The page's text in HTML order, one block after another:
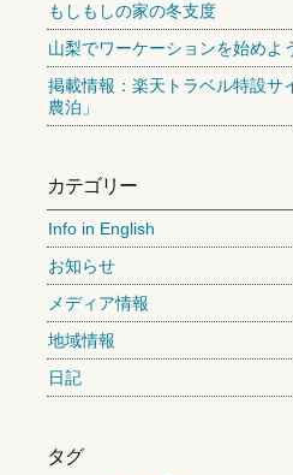
もしもしの家の冬支度
山梨でワーケーションを始めよ
掲載情報：楽天トラベル特設サ
農泊」
カテゴリー
Info in English
お知らせ
メディア情報
地域情報
日記
タグ